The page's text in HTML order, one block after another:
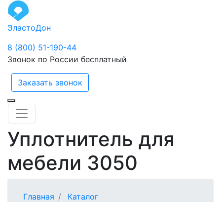
ЭластоДон
8 (800) 51-190-44
Звонок по России бесплатный
Заказать звонок
Уплотнитель для
мебели 3050
Главная
Каталог